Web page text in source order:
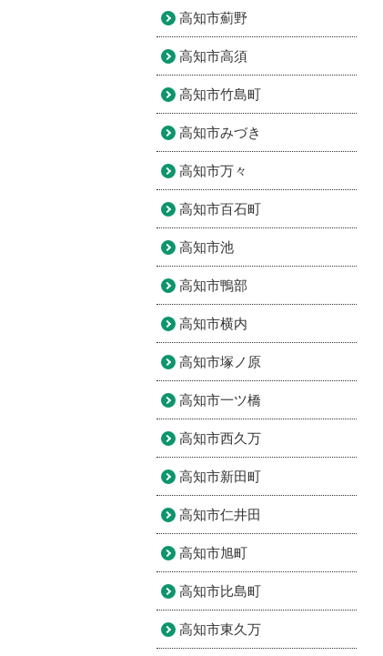
高知市薊野
高知市高須
高知市竹島町
高知市みづき
高知市万々
高知市百石町
高知市池
高知市鴨部
高知市横内
高知市塚ノ原
高知市一ツ橋
高知市西久万
高知市新田町
高知市仁井田
高知市旭町
高知市比島町
高知市東久万